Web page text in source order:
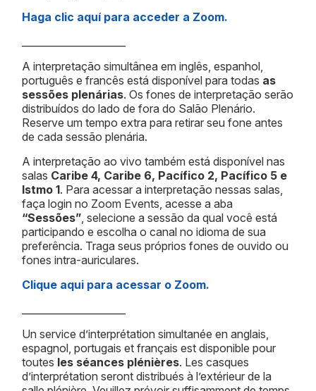
Haga clic aquí para acceder a Zoom.
A interpretação simultânea em inglês, espanhol,
português e francês está disponível para todas as
sessões plenárias. Os fones de interpretação serão
distribuídos do lado de fora do Salão Plenário.
Reserve um tempo extra para retirar seu fone antes
de cada sessão plenária.
A interpretação ao vivo também está disponível nas
salas Caribe 4, Caribe 6, Pacífico 2, Pacífico 5 e
Istmo 1. Para acessar a interpretação nessas salas,
faça login no Zoom Events, acesse a aba
“Sessões” , selecione a sessão da qual você está
participando e escolha o canal no idioma de sua
preferência. Traga seus próprios fones de ouvido ou
fones intra-auriculares.
Clique aqui para acessar o Zoom.
Un service d’interprétation simultanée en anglais,
espagnol, portugais et français est disponible pour
toutes les séances plénières. Les casques
d’interprétation seront distribués à l’extérieur de la